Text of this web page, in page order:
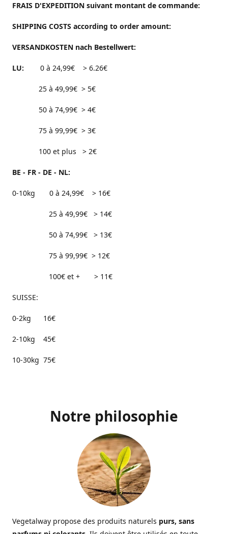
FRAIS D'EXPEDITION suivant montant de commande:
SHIPPING COSTS according to order amount:
VERSANDKOSTEN nach Bestellwert:
LU: 0 à 24,99€ > 6.26€
25 à 49,99€ > 5€
50 à 74,99€ > 4€
75 à 99,99€ > 3€
100 et plus > 2€
BE - FR - DE - NL:
0-10kg 0 à 24,99€ > 16€
25 à 49,99€ > 14€
50 à 74,99€ > 13€
75 à 99,99€ > 12€
100€ et + > 11€
SUISSE:
0-2kg 16€
2-10kg 45€
10-30kg 75€
Notre philosophie
Vegetalway propose des produits naturels purs, sans